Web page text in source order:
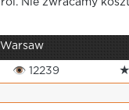
ról. Nie zwracamy
Warsaw
👁 12239